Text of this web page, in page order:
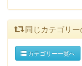
同じカテゴリー
カテゴリー一覧へ